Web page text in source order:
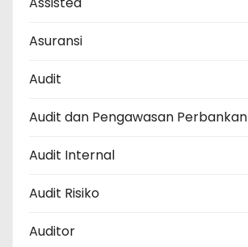
Asuransi
Audit
Audit dan Pengawasan Perbankan
Audit Internal
Audit Risiko
Auditor